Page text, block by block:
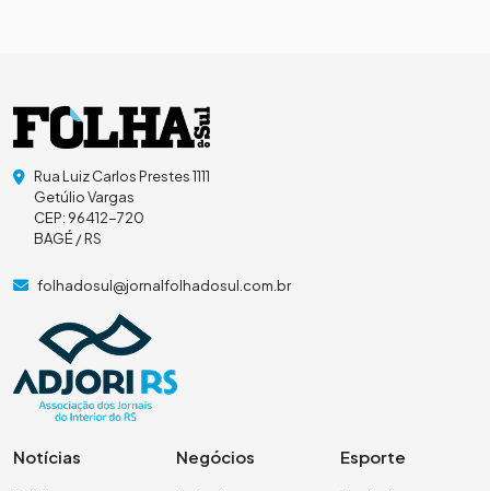
Rua Luiz Carlos Prestes 1111
Getúlio Vargas
CEP: 96412-720
BAGÉ / RS
folhadosul@jornalfolhadosul.com.br
Notícias Negócios Esporte